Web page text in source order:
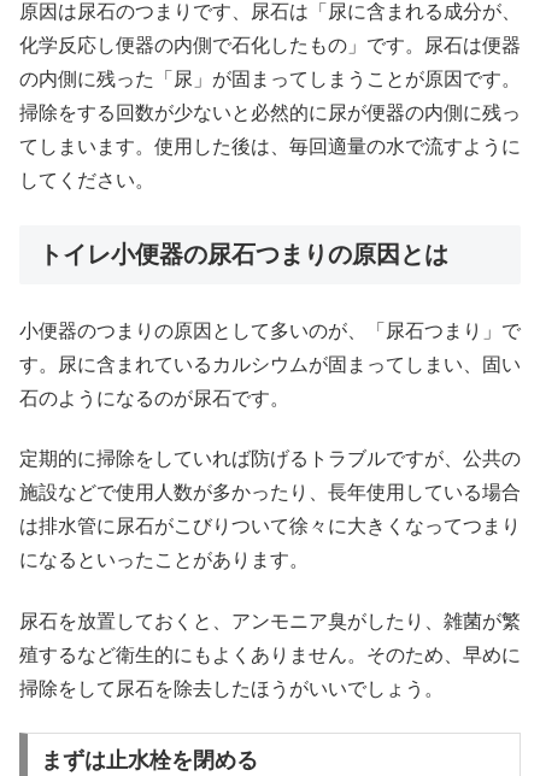
原因は尿石のつまりです、尿石は「尿に含まれる成分が、
化学反応し便器の内側で石化したもの」です。尿石は便器
の内側に残った「尿」が固まってしまうことが原因です。
掃除をする回数が少ないと必然的に尿が便器の内側に残っ
てしまいます。使用した後は、毎回適量の水で流すように
してください。
トイレ小便器の尿石つまりの原因とは
小便器のつまりの原因として多いのが、「尿石つまり」で
す。尿に含まれているカルシウムが固まってしまい、固い
石のようになるのが尿石です。
定期的に掃除をしていれば防げるトラブルですが、公共の
施設などで使用人数が多かったり、長年使用している場合
は排水管に尿石がこびりついて徐々に大きくなってつまり
になるといったことがあります。
尿石を放置しておくと、アンモニア臭がしたり、雑菌が繁
殖するなど衛生的にもよくありません。そのため、早めに
掃除をして尿石を除去したほうがいいでしょう。
まずは止水栓を閉める